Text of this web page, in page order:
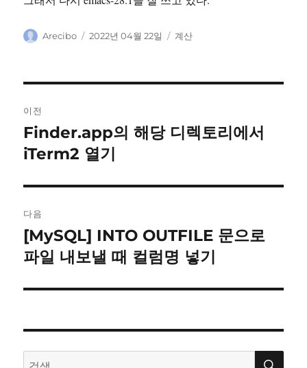
글
Arecibo
작
2022년 04월 22일
카
계산
탐
색
이전
이
전
Finder.app의 해당 디렉토리에서
iTerm2 열기
다음
다
음
[MySQL] INTO OUTFILE 문으로
파일 내보낼 때 컬럼명 넣기
검
검